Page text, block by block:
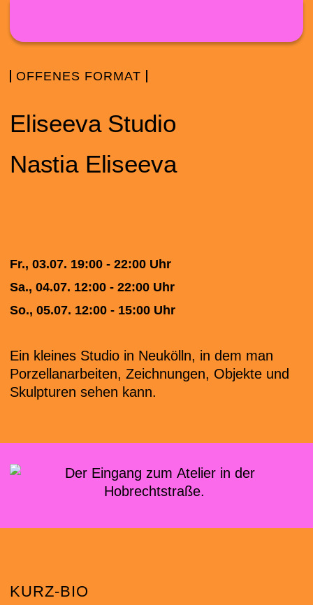
OFFENES FORMAT
Eliseeva Studio
Nastia Eliseeva
Fr., 03.07. 19:00 - 22:00 Uhr
Sa., 04.07. 12:00 - 22:00 Uhr
So., 05.07. 12:00 - 15:00 Uhr
Ein kleines Studio in Neukölln, in dem man
Porzellanarbeiten, Zeichnungen, Objekte und
Skulpturen sehen kann.
KURZ-BIO